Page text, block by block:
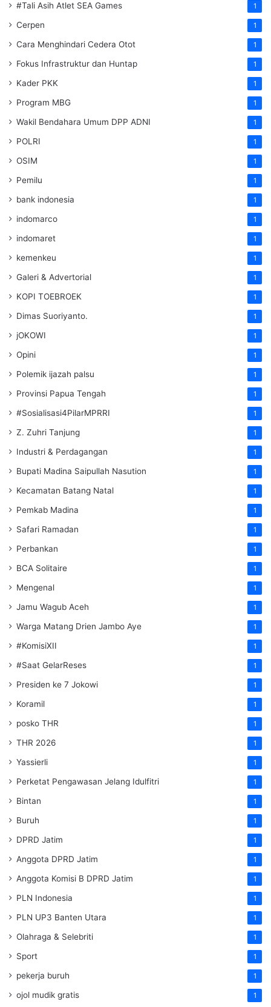
#Tali Asih Atlet SEA Games 1
Cerpen 1
Cara Menghindari Cedera Otot 1
Fokus Infrastruktur dan Huntap 1
Kader PKK 1
Program MBG 1
Wakil Bendahara Umum DPP ADNI 1
POLRI 1
OSIM 1
Pemilu 1
bank indonesia 1
indomarco 1
indomaret 1
kemenkeu 1
Galeri & Advertorial 1
KOPI TOEBROEK 1
Dimas Suoriyanto. 1
jOKOWI 1
Opini 1
Polemik ijazah palsu 1
Provinsi Papua Tengah 1
#Sosialisasi4PilarMPRRI 1
Z. Zuhri Tanjung 1
Industri & Perdagangan 1
Bupati Madina Saipullah Nasution 1
Kecamatan Batang Natal 1
Pemkab Madina 1
Safari Ramadan 1
Perbankan 1
BCA Solitaire 1
Mengenal 1
Jamu Wagub Aceh 1
Warga Matang Drien Jambo Aye 1
#KomisiXII 1
#Saat GelarReses 1
Presiden ke 7 Jokowi 1
Koramil 1
posko THR 1
THR 2026 1
Yassierli 1
Perketat Pengawasan Jelang Idulfitri 1
Bintan 1
Buruh 1
DPRD Jatim 1
Anggota DPRD Jatim 1
Anggota Komisi B DPRD Jatim 1
PLN Indonesia 1
PLN UP3 Banten Utara 1
Olahraga & Selebriti 1
Sport 1
pekerja buruh 1
ojol mudik gratis 1